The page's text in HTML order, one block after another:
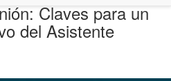
Claves para un
del Asistente